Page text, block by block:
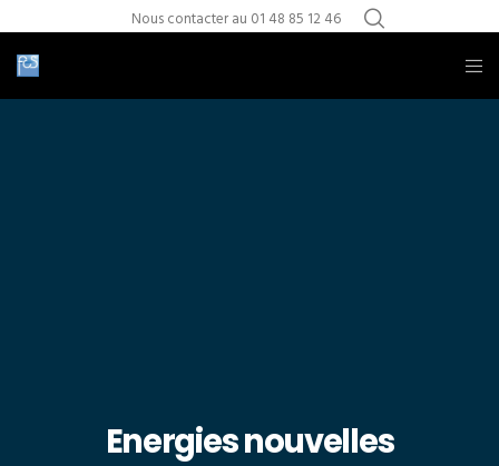
Nous contacter au 01 48 85 12 46
Energies nouvelles